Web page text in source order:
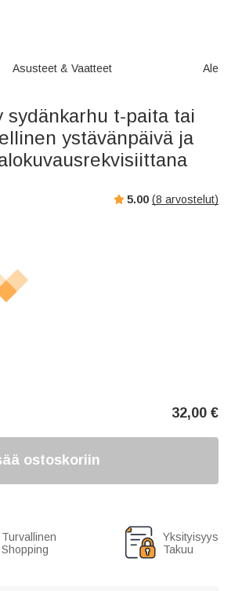
Asusteet & Vaatteet Ale
sydänkarhu t-paita tai
ystävänpäivä ja
5.00 (8 arvostelut)
32,00 €
ostoskoriin
Turvallinen
Shopping
Yksityisyys
Takuu